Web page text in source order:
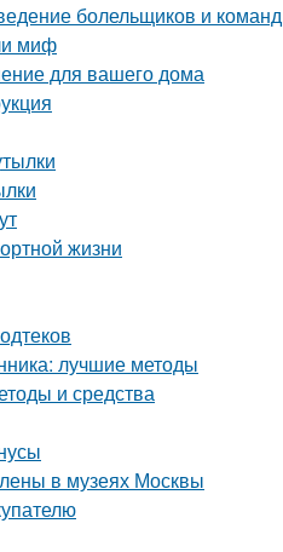
болельщиков и команд
миф
для вашего дома
жизни
лучшие методы
и средства
в музеях Москвы